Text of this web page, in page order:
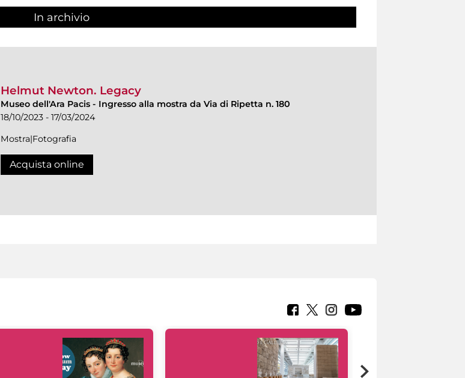
In archivio
Helmut Newton. Legacy
Museo dell'Ara Pacis - Ingresso alla mostra da Via di Ripetta n. 180
18/10/2023 - 17/03/2024
Mostra|Fotografia
Acquista online